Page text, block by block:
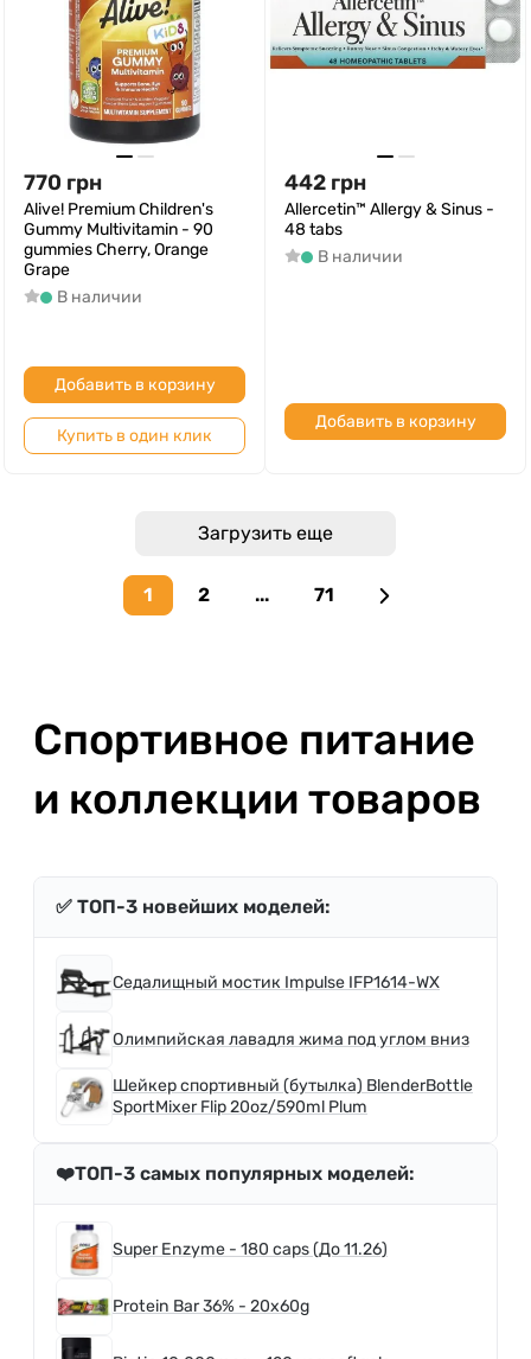
770 грн
Alive! Premium Children's
Gummy Multivitamin - 90
gummies Cherry, Orange
Grape
В наличии
Добавить в корзину
Купить в один клик
442 грн
Allercetin™ Allergy & Sinus -
48 tabs
В наличии
Добавить в корзину
Загрузить еще
1 2 ... 71
Next page
Спортивное питание
и коллекции товаров
✅ ТОП-3 новейших моделей:
Седалищный мостик Impulse IFP1614-WX
Олимпийская лавадля жима под углом вниз
Шейкер спортивный (бутылка) BlenderBottle
SportMixer Flip 20oz/590ml Plum
❤️ТОП-3 самых популярных моделей:
Super Enzyme - 180 caps (До 11.26)
Protein Bar 36% - 20x60g